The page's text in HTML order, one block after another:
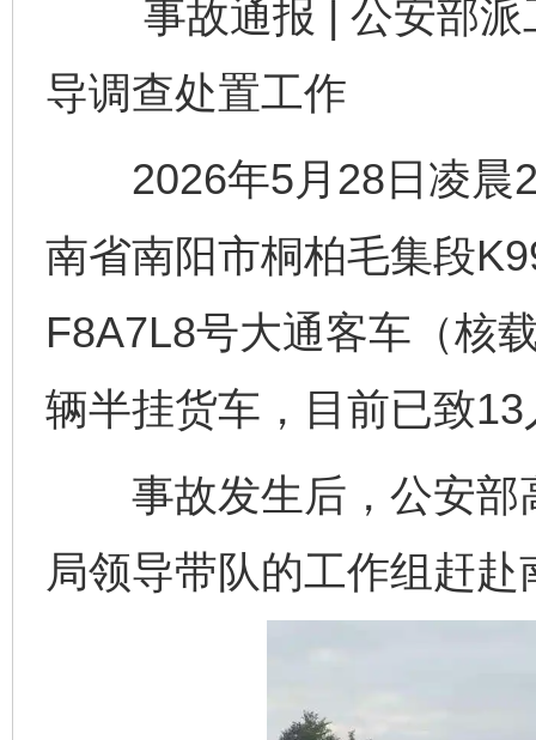
事故通报 | 公安部派
导调查处置工作
2026年5月28日凌晨2
南省南阳市桐柏毛集段
F8A7L8号大通客车（核
辆半挂货车，目前已致
事故发生后，公安部
局领导带队的工作组赶
完善运行机制助力责任有效落实
公平竞争审查“十大案例”出炉！ 一纸欠